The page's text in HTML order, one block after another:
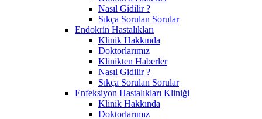
Nasıl Gidilir ?
Sıkça Sorulan Sorular
Endokrin Hastalıkları
Klinik Hakkında
Doktorlarımız
Klinikten Haberler
Nasıl Gidilir ?
Sıkça Sorulan Sorular
Enfeksiyon Hastalıkları Kliniği
Klinik Hakkında
Doktorlarımız